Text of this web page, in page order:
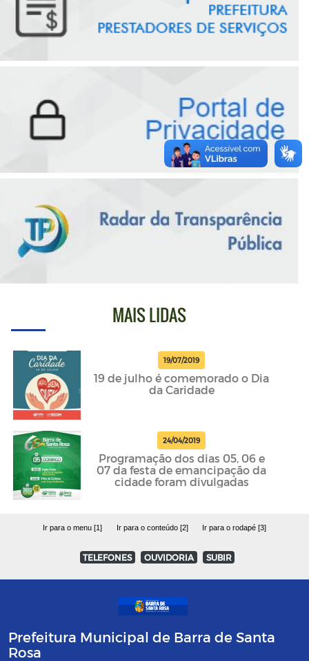
MAIS LIDAS
19/07/2019
19 de julho é comemorado o Dia
da Caridade
24/04/2019
Programação dos dias 05, 06 e
07 da festa de emancipação da
cidade foram divulgadas
Ir para o menu [1] Ir para o conteúdo [2] Ir para o rodapé [3]
TELEFONES OUVIDORIA SUBIR
Prefeitura Municipal de Barra de Santa
Rosa